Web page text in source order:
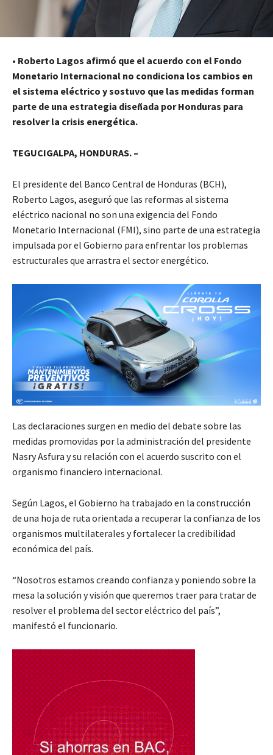
• Roberto Lagos afirmó que el acuerdo con el Fondo
Monetario Internacional no condiciona los cambios en
el sistema eléctrico y sostuvo que las medidas forman
parte de una estrategia diseñada por Honduras para
resolver la crisis energética.
TEGUCIGALPA, HONDURAS. –
El presidente del Banco Central de Honduras (BCH),
Roberto Lagos, aseguró que las reformas al sistema
eléctrico nacional no son una exigencia del Fondo
Monetario Internacional (FMI), sino parte de una estrategia
impulsada por el Gobierno para enfrentar los problemas
estructurales que arrastra el sector energético.
Las declaraciones surgen en medio del debate sobre las
medidas promovidas por la administración del presidente
Nasry Asfura y su relación con el acuerdo suscrito con el
organismo financiero internacional.
Según Lagos, el Gobierno ha trabajado en la construcción
de una hoja de ruta orientada a recuperar la confianza de los
organismos multilaterales y fortalecer la credibilidad
económica del país.
“Nosotros estamos creando confianza y poniendo sobre la
mesa la solución y visión que queremos traer para tratar de
resolver el problema del sector eléctrico del país”,
manifestó el funcionario.